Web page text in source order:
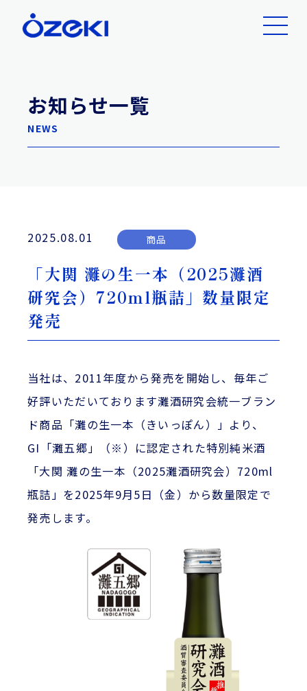
お知らせ一覧
NEWS
2025.08.01 商品
「大関 灘の生一本（2025灘酒
研究会）720ml瓶詰」数量限定
発売
当社は、2011年度から発売を開始し、毎年ご
好評いただいております灘酒研究会統一ブラン
ド商品「灘の生一本（きいっぽん）」より、
GI「灘五郷」（※）に認定された特別純米酒
「大関 灘の生一本（2025灘酒研究会）720ml
瓶詰」を2025年9月5日（金）から数量限定で
発売します。